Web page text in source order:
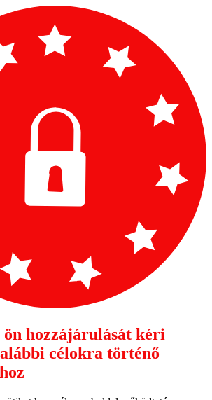
ön hozzájárulását kéri
célokra történő